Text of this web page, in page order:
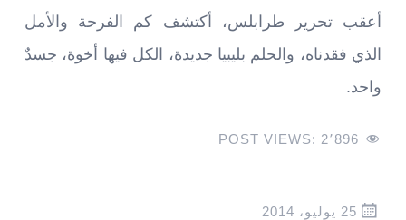
أعقب تحرير طرابلس، أكتشف كم الفرحة والأمل
الذي فقدناه، والحلم بليبيا جديدة، الكل فيها أخوة، جسدٌ
واحد.
POST VIEWS: 2٬896
25 يوليو، 2014